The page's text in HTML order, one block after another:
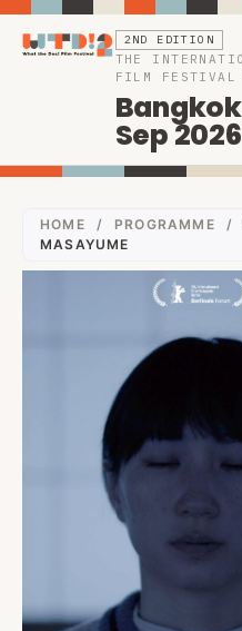
2ND EDITION
THE
FILM FESTIVAL
Bangkok
Sep 2026
HOME / PROGRAMME /
MASAYUME